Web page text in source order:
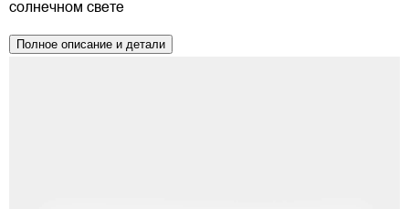
солнечном свете
Полное описание и детали